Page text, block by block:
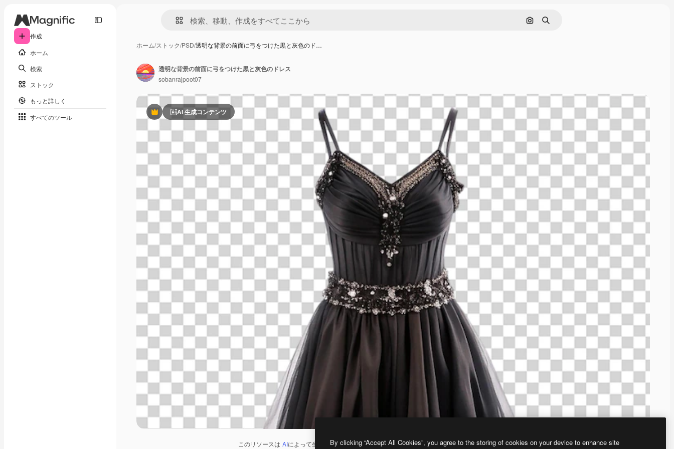
作成
ホーム
検索
ストック
もっと詳しく
すべてのツール
画像で検索
検索
ホーム/ストック/PSD/透明な背景の前面に弓をつけた黒と灰色のド…
PremiumAI 生成コンテンツ
このリソースは AIによって生成されたものです。 AI画像生成ツールを使うと、あなた独自の画像を作成できます。
透明な背景の前面に弓をつけた黒と灰色のドレス
sobanrajpoot07
By clicking “Accept All Cookies”, you agree to the storing of cookies on your device to enhance site